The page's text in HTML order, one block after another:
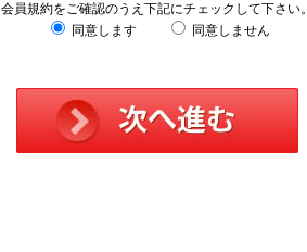
会員規約をご確認のうえ下記にチェックして下さい。
同意します
同意しません